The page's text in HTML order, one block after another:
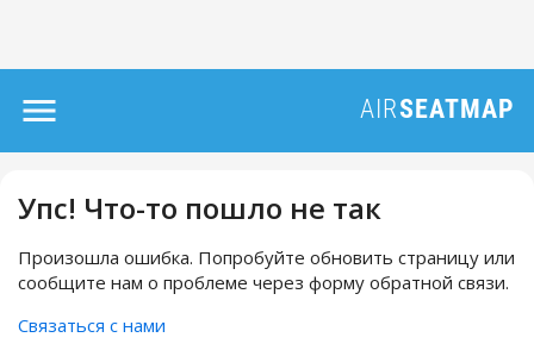
Упс! Что-то пошло не так
Произошла ошибка. Попробуйте обновить страницу или
сообщите нам о проблеме через форму обратной связи.
Связаться с нами